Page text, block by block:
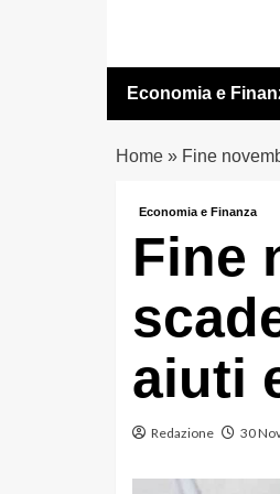
contenuto
Economia e
Home» Fine
Economia e Finanza
Fine
aiuti
Redazione 30